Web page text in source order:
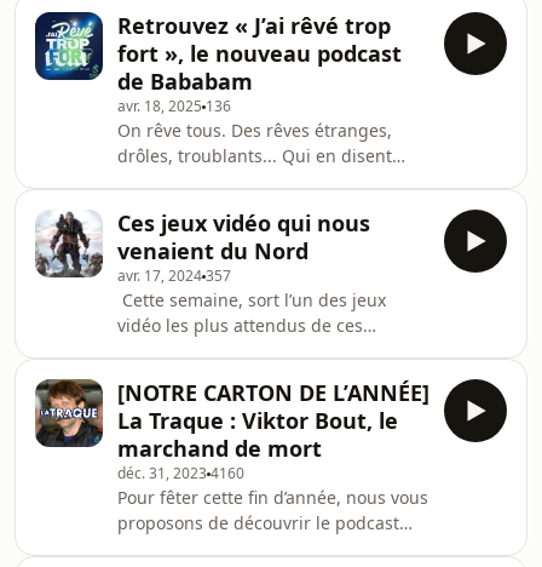
Retrouvez « J’ai rêvé trop
fort », le nouveau podcast
de Bababam
avr. 18, 2025 136
On rêve tous. Des rêves étranges,
drôles, troublants... Qui en disent
Bababam, vous plonge dans les nuits
de vos personnalités préférées. Dans
chaque épisode, un.e invité.e
partage, au micro de Louis Cattelat,
ses rêves les plus fous et ses
souvenirs de nuits les plus
mouvementées, pour une exploration
dans son imaginaire noc
Ces jeux vidéo qui nous
venaient du Nord
avr. 17, 2024357
Cette semaine, sort l’un des jeux
vidéo les plus attendus de ces
quand on sait que le jeux vidéo est la
plus grosse industrie culturelle en
France. Au programme de ce nouvel
opus : vikings, Dieux et héros
nordiques. L’occasion, pour l’équipe
de Puzzle, de faire une petite escale
dans les pays du Nord ! Assassin's
[NOTRE CARTON DE L’ANNÉE]
La Traque : Viktor Bout, le
marchand de mort
déc. 31, 20234160
Pour fêter cette fin d’année, nous vous
proposons de découvrir le podcast